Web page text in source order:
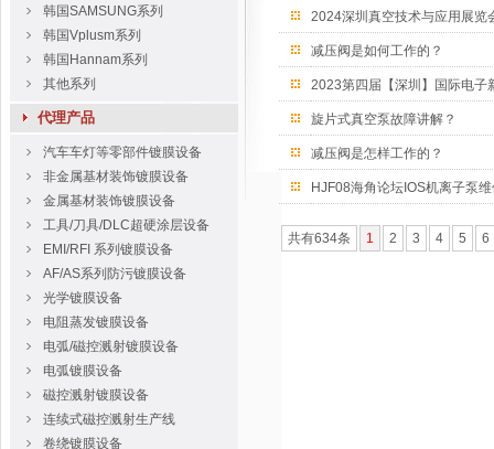
韩国SAMSUNG系列
韩国Vplusm系列
韩国Hannam系列
其他系列
代理产品
汽车车灯等零部件镀膜设备
非金属基材装饰镀膜设备
金属基材装饰镀膜设备
工具/刀具/DLC超硬涂层设备
EMI/RFI 系列镀膜设备
AF/AS系列防污镀膜设备
光学镀膜设备
电阻蒸发镀膜设备
电弧/磁控溅射镀膜设备
电弧镀膜设备
磁控溅射镀膜设备
连续式磁控溅射生产线
卷绕镀膜设备
2024深圳真空技术与应用展览
减压阀是如何工作的？
2023第四届【深圳】国际电子
旋片式真空泵故障讲解？
减压阀是怎样工作的？
HJF08海角论坛IOS机离子泵维修
共有634条 1 2 3 4 5 6